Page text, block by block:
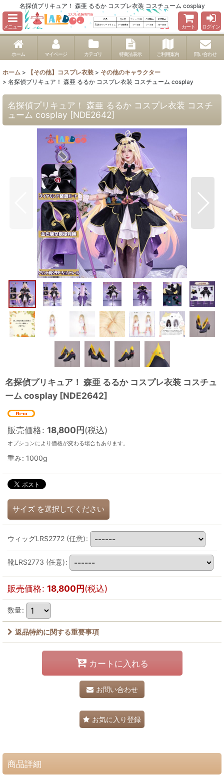
名探偵プリキュア！ 森亜 るるか コスプレ衣装 コスチューム cosplay
メニュー カート ログイン
ホーム マイページ カテゴリ 特商法表示 ご利用案内 問い合わせ
ホーム > 【その他】コスプレ衣装 > その他のキャラクター
> 名探偵プリキュア！ 森亜 るるか コスプレ衣装 コスチューム cosplay
名探偵プリキュア！ 森亜 るるか コスプレ衣装 コスチ
ューム cosplay [NDE2642]
名探偵プリキュア！ 森亜 るるか コスプレ衣装 コスチュ
ーム cosplay [NDE2642]
販売価格: 18,800円(税込)
オプションにより価格が変わる場合もあります。
重み: 1000g
サイズ を選択してください
ウィッグLRS2772 (任意):
靴LRS2773 (任意):
販売価格: 18,800円(税込)
数量:
返品特約に関する重要事項
カートに入れる
お問い合わせ
お気に入り登録
商品詳細